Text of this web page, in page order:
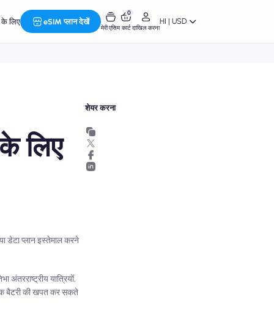
के लिए eSIM प्लान देखें
मेरी एसिम
0
कार्ट दाखिल करना
HI | USD
लिए
डेटा प्लान इस्तेमाल करने
अंतरराष्ट्रीय यात्रियों,
बैटरी की खपत कर सकते
शेयर करना